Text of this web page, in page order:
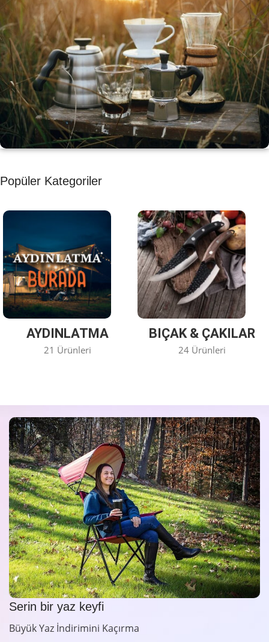
ARAÇ AKSESUARLARI
SATIŞ VE MONTAJ
Keşfet
KAHVE KEYFİ
Kahvemizi Denediniz mi ?
Keşfet
Popüler Kategoriler
AYDINLATMA
21 Ürünleri
BIÇAK & ÇAKILAR
24 Ürünleri
Serin bir yaz keyfi
Büyük Yaz İndirimini Kaçırma